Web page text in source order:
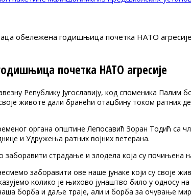
обележена годишњица почетка НАТО агресије
почетка НАТО агресије
Републику Југославију, код споменика Палим
животе дали бранећи отаџбину током ратних
органа општине Лепосавић Зоран Тодић са
и Удружења ратних војних ветерана.
заборавити страдање и злодела која су
заборавити ове наше јунаке који су своје
колико је њихово јунаштво било у односу
борба и даље траје, али и борба за очување